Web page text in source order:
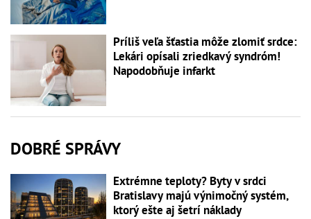
Príliš veľa šťastia môže zlomiť srdce:
Lekári opísali zriedkavý syndróm!
Napodobňuje infarkt
DOBRÉ SPRÁVY
Extrémne teploty? Byty v srdci
Bratislavy majú výnimočný systém,
ktorý ešte aj šetrí náklady